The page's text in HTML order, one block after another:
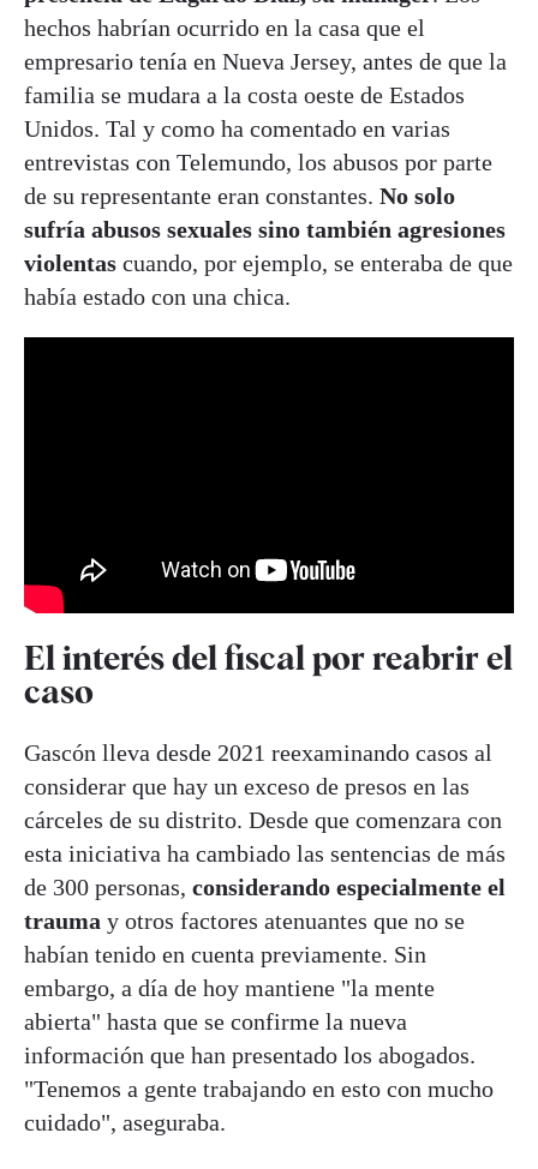
hechos habrían ocurrido en la casa que el
empresario tenía en Nueva Jersey, antes de que la
familia se mudara a la costa oeste de Estados
Unidos. Tal y como ha comentado en varias
entrevistas con Telemundo, los abusos por parte
de su representante eran constantes. No solo
sufría abusos sexuales sino también agresiones
violentas cuando, por ejemplo, se enteraba de que
había estado con una chica.
El interés del fiscal por reabrir el
caso
Gascón lleva desde 2021 reexaminando casos al
considerar que hay un exceso de presos en las
cárceles de su distrito. Desde que comenzara con
esta iniciativa ha cambiado las sentencias de más
de 300 personas, considerando especialmente el
trauma y otros factores atenuantes que no se
habían tenido en cuenta previamente. Sin
embargo, a día de hoy mantiene "la mente
abierta" hasta que se confirme la nueva
información que han presentado los abogados.
"Tenemos a gente trabajando en esto con mucho
cuidado", aseguraba.